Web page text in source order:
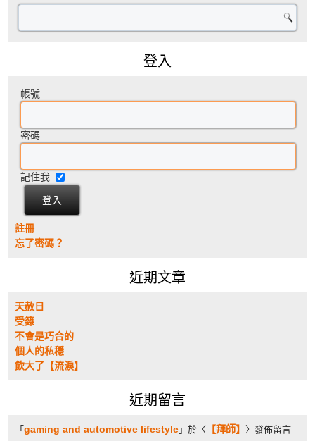
登入
帳號
密碼
記住我
註冊
忘了密碼？
近期文章
天赦日
受籙
不會是巧合的
個人的私穩
飲大了【流淚】
近期留言
「gaming and automotive lifestyle 」於〈 【拜師】 〉發佈留言